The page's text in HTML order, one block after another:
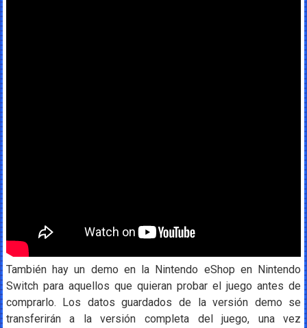
También hay un demo en la Nintendo eShop en Nintendo
Switch para aquellos que quieran probar el juego antes de
comprarlo. Los datos guardados de la versión demo se
transferirán a la versión completa del juego, una vez